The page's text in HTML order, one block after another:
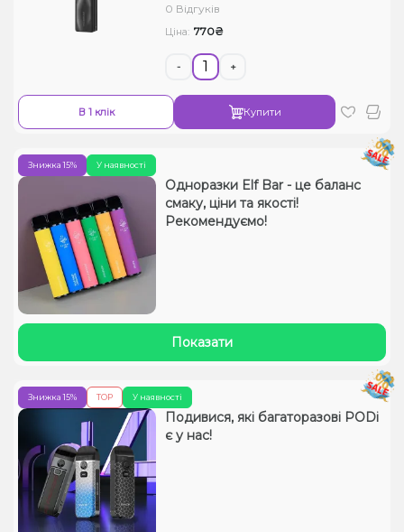
0 Відгуків
Ціна: 770₴
- +
В 1 клік Купити
У наявності
Знижка 15%
Одноразки Elf Bar - це баланс
смаку, ціни та якості!
Рекомендуємо!
Показати
У наявності
Знижка 15% TOP
Подивися, які багаторазові PODі
є у нас!